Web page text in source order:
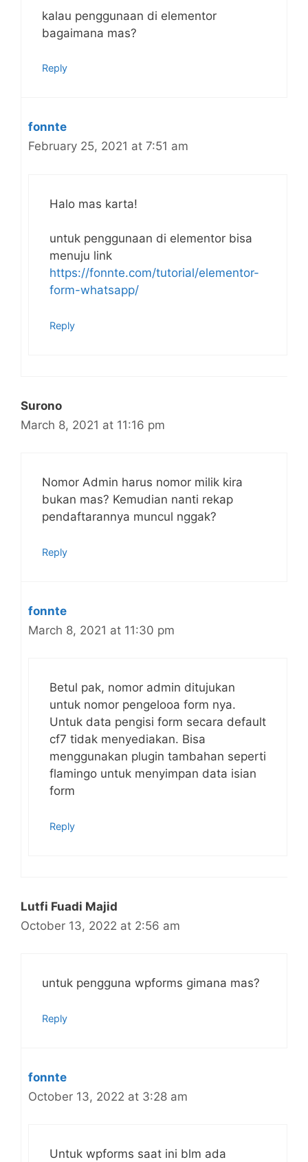
kalau penggunaan di elementor
bagaimana mas?
Reply
fonnte
February 25, 2021 at 7:51 am
Halo mas karta!
untuk penggunaan di elementor bisa
menuju link
https://fonnte.com/tutorial/elementor-
form-whatsapp/
Reply
Surono
March 8, 2021 at 11:16 pm
Nomor Admin harus nomor milik kira
bukan mas? Kemudian nanti rekap
pendaftarannya muncul nggak?
Reply
fonnte
March 8, 2021 at 11:30 pm
Betul pak, nomor admin ditujukan
untuk nomor pengelooa form nya.
Untuk data pengisi form secara default
cf7 tidak menyediakan. Bisa
menggunakan plugin tambahan seperti
flamingo untuk menyimpan data isian
form
Reply
Lutfi Fuadi Majid
October 13, 2022 at 2:56 am
untuk pengguna wpforms gimana mas?
Reply
fonnte
October 13, 2022 at 3:28 am
Untuk wpforms saat ini blm ada